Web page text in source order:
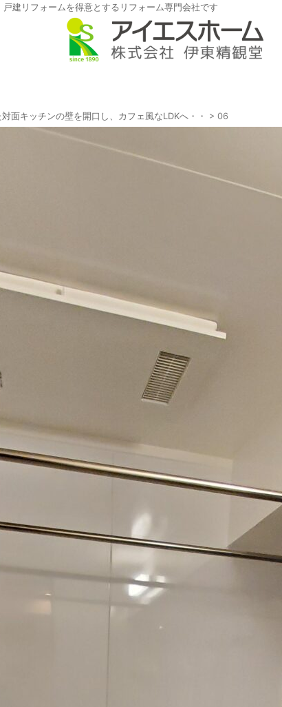
建リフォームを得意とするリフォーム専門会社です
面キッチンの壁を開口し、カフェ風なLDKへ・・ > 06